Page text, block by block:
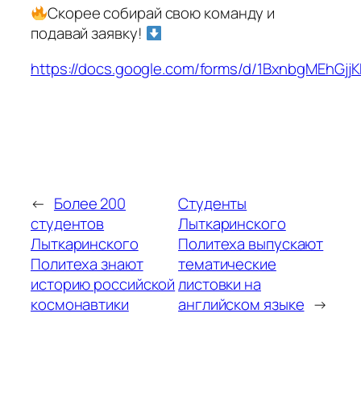
Скорее собирай свою команду и
подавай заявку!
https://docs.google.com/forms/d/
← Более 200
студентов
Лыткаринского
Политеха знают
историю российской
космонавтики
Студенты
Лыткаринского
Политеха выпускают
тематические
листовки на
английском языке →